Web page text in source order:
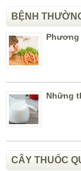
BỆNH
Phương
Những
CÂY THUỐC